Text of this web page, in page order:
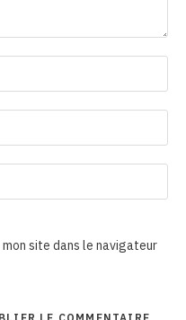
site dans le navigateur